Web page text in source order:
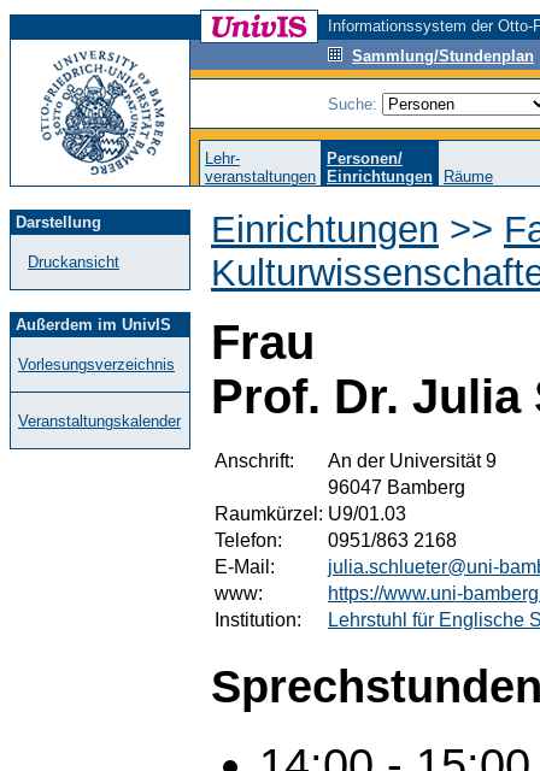
Informationssystem der
Sammlung/Stundenplan
Suche:
Lehr-
veranstaltungen
Personen/
Einrichtungen
Räume
Darstellung
Druckansicht
Außerdem im UnivIS
Vorlesungsverzeichnis
Veranstaltungskalender
Einrichtungen >>
Frau
Prof. Dr. Julia
Anschrift:
An der Universität 9
96047 Bamberg
Raumkürzel: U9/01.03
Telefon:
0951/863 2168
E-Mail:
julia.schlueter@uni-
www:
https://www.uni-
Institution:
Lehrstuhl für Englische